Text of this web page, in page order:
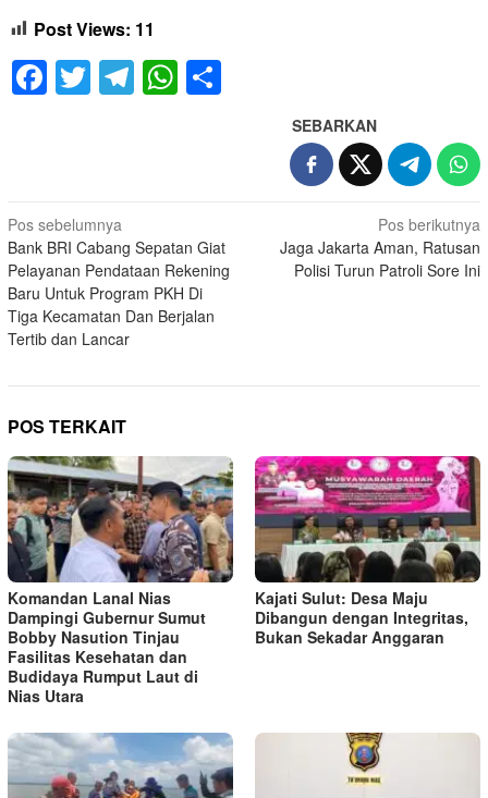
Post Views: 11
Facebook
TwitterTelegram
WhatsApp
SEBARKAN
Navigasi
pos
Pos sebelumnya
Bank BRI Cabang Sepatan Giat
Pelayanan Pendataan Rekening
Baru Untuk Program PKH Di
Tiga Kecamatan Dan Berjalan
Tertib dan Lancar
Pos berikutnya
Jaga Jakarta Aman, Ratusan
Polisi Turun Patroli Sore Ini
POS TERKAIT
Komandan Lanal Nias
Dampingi Gubernur Sumut
Bobby Nasution Tinjau
Fasilitas Kesehatan dan
Budidaya Rumput Laut di
Nias Utara
Kajati Sulut: Desa Maju
Dibangun dengan Integritas,
Bukan Sekadar Anggaran